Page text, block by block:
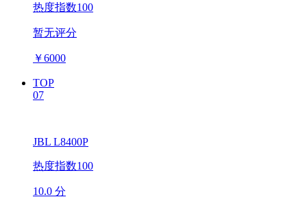
热度指数100
暂无评分
￥6000
TOP
07
JBL L8400P
热度指数100
10.0 分